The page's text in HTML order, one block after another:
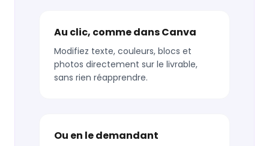
Au clic, comme dans Canva
Modifiez texte, couleurs, blocs et
photos directement sur le livrable,
sans rien réapprendre.
Ou en le demandant